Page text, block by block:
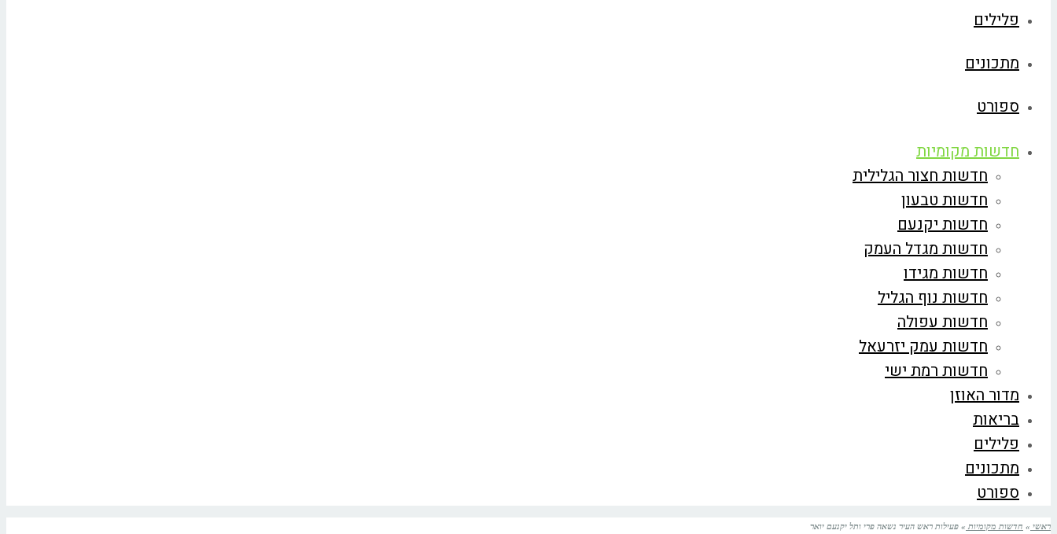
פלילים
מתכונים
ספורט
חדשות מקומיות
חדשות חצור הגלילית
חדשות טבעון
חדשות יקנעם
חדשות מגדל העמק
חדשות מגידו
חדשות נוף הגליל
חדשות עפולה
חדשות עמק יזרעאל
חדשות רמת ישי
מדור האוזן
בריאות
פלילים
מתכונים
ספורט
ראשי » חדשות מקומיות » פעילות ראש העיר נשאה פרי ותל יקנעם יואר